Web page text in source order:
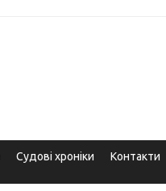
Судові хроніки Контакти